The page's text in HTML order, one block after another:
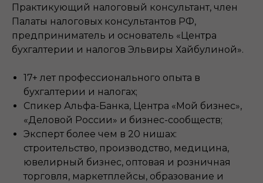
Практикующий налоговый консультант, член
Палаты налоговых консультантов РФ,
предприниматель и основатель «Центра
бухгалтерии и налогов Эльвиры Хайбулиной».
17+ лет профессионального опыта в
бухгалтерии и налогах;
Спикер Альфа-Банка, Центра «Мой бизнес»,
«Деловой России» и бизнес-сообществ;
Эксперт более чем в 20 нишах:
строительство, производство, медицина,
ювелирный бизнес, оптовая и розничная
торговля, маркетплейсы, образование и